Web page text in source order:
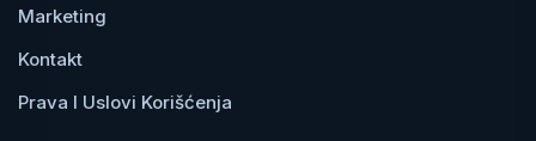
Marketing
Kontakt
Prava I Uslovi Korišćenja